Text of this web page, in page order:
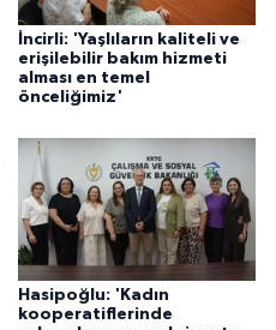
İncirli: 'Yaşlıların kaliteli ve
erişilebilir bakım hizmeti
alması en temel
önceliğimiz'
Hasipoğlu: 'Kadın
kooperatiflerinde